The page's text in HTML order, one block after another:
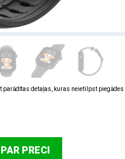
parādītas detaļas, kuras neietilpst piegādes
PRECI